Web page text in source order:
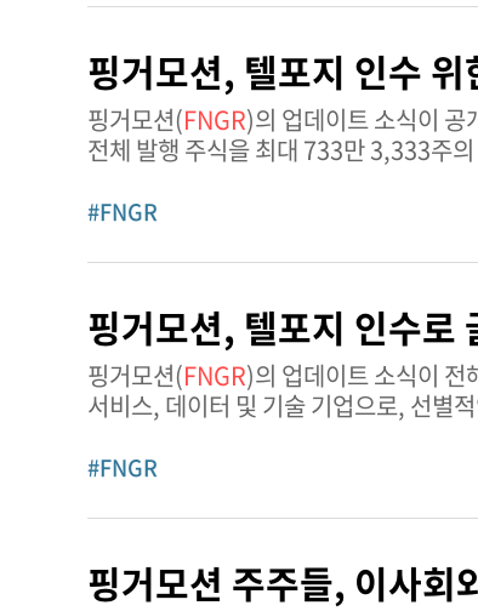
핑거모션, 텔포지 인수
핑거모션(FNGR)의 업데이트 소식이 공개되었다. 2026년 3월 18일, 핑거모션은 네바다주
전체 발행 주식을 최대 733만 3,333주
#FNGR
핑거모션, 텔포지 인수로
핑거모션(FNGR)의 업데이트 소식이 전해졌다. 핑거모션은 중국에서 모바일 결제 및 충전 플랫폼
서비스, 데이터 및 기술 기업으로, 선별
#FNGR
핑거모션 주주들, 이사회